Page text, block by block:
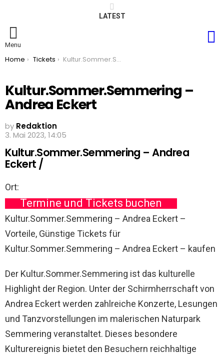
LATEST
Menu
You are here:
Home Tickets Kultur.Sommer.Semmering – Andrea Eckert
Kultur.Sommer.Semmering –
Andrea Eckert
by Redaktion
3. Mai 2023, 14:05
Kultur.Sommer.Semmering – Andrea
Eckert /
Ort:
Termine und Tickets buchen
Kultur.Sommer.Semmering – Andrea Eckert –
Vorteile, Günstige Tickets für
Kultur.Sommer.Semmering – Andrea Eckert – kaufen
Der Kultur.Sommer.Semmering ist das kulturelle
Highlight der Region. Unter der Schirmherrschaft von
Andrea Eckert werden zahlreiche Konzerte, Lesungen
und Tanzvorstellungen im malerischen Naturpark
Semmering veranstaltet. Dieses besondere
Kulturereignis bietet den Besuchern reichhaltige